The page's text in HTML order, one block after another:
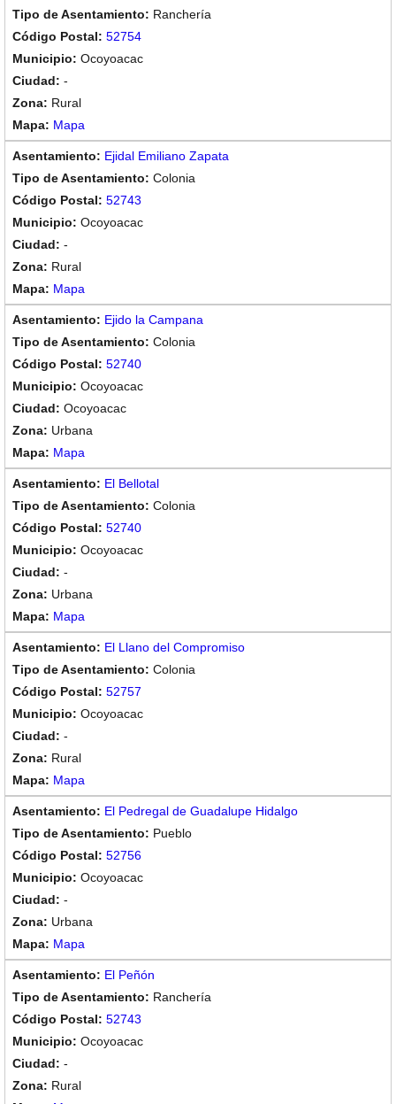
Ranchería
52754
Ocoyoacac
-
Rural
Mapa
Ejidal Emiliano Zapata
Colonia
52743
Ocoyoacac
-
Rural
Mapa
Ejido la Campana
Colonia
52740
Ocoyoacac
Ocoyoacac
Urbana
Mapa
El Bellotal
Colonia
52740
Ocoyoacac
-
Urbana
Mapa
El Llano del Compromiso
Colonia
52757
Ocoyoacac
-
Rural
Mapa
El Pedregal de Guadalupe Hidalgo
Pueblo
52756
Ocoyoacac
-
Urbana
Mapa
El Peñón
Ranchería
52743
Ocoyoacac
-
Rural